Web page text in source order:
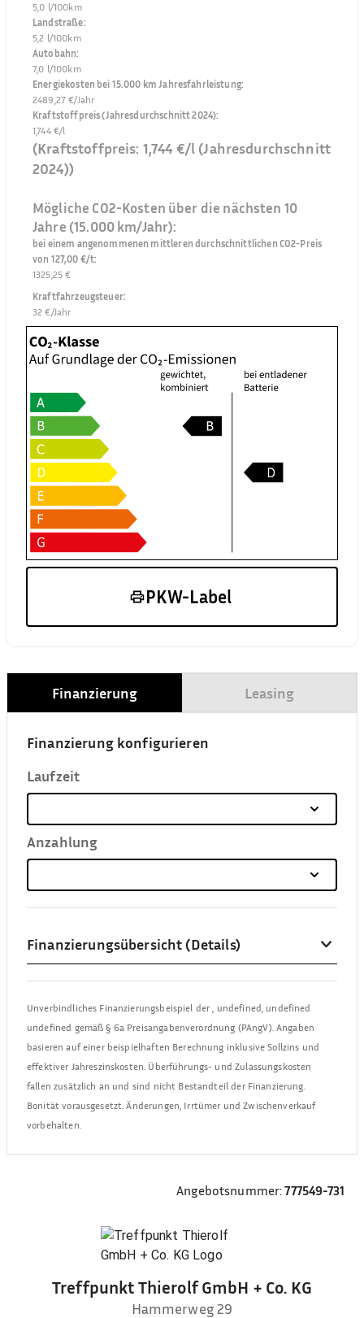
5,0 l/100km
Landstraße:
5,2 l/100km
Autobahn:
7,0 l/100km
Energiekosten bei 15.000 km Jahresfahrleistung:
2489,27 €/Jahr
Kraftstoffpreis (Jahresdurchschnitt 2024):
1,744 €/l
(Kraftstoffpreis: 1,744 €/l (Jahresdurchschnitt
2024))
Mögliche CO2-Kosten über die nächsten 10
Jahre (15.000 km/Jahr):
bei einem angenommenen mittleren durchschnittlichen CO2-Preis
von 127,00 €/t:
1325,25 €
Kraftfahrzeugsteuer:
32 €/Jahr
PKW-Label
Finanzierung Leasing
Finanzierung konfigurieren
Laufzeit
Anzahlung
Finanzierungsübersicht (Details)
Unverbindliches Finanzierungsbeispiel der, undefined, undefined
undefined gemäß § 6a Preisangabenverordnung (PAngV). Angaben
basieren auf einer beispielhaften Berechnung inklusive Sollzins und
effektiver Jahreszinskosten. Überführungs- und Zulassungskosten
fallen zusätzlich an und sind nicht Bestandteil der Finanzierung.
Bonität vorausgesetzt. Änderungen, Irrtümer und Zwischenverkauf
vorbehalten.
Angebotsnummer:777549-731
Treffpunkt Thierolf GmbH + Co. KG
Hammerweg 29